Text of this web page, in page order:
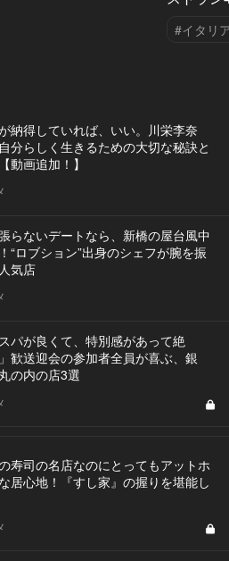
#イタリ
納得していれば、いい。川栄李奈
分らしく生きるための大切な秘訣と
動画追加！】
らないデートなら、新橋の屋台風中
“ロブション”出身のシェフが腕を振
気店
スパが良くて、特別感があって絶
歓送迎会の参加者全員が喜ぶ、銀
の内の店3選
寿司の名店なのにとってもアットホ
居心地！『すし家』の握りを堪能し